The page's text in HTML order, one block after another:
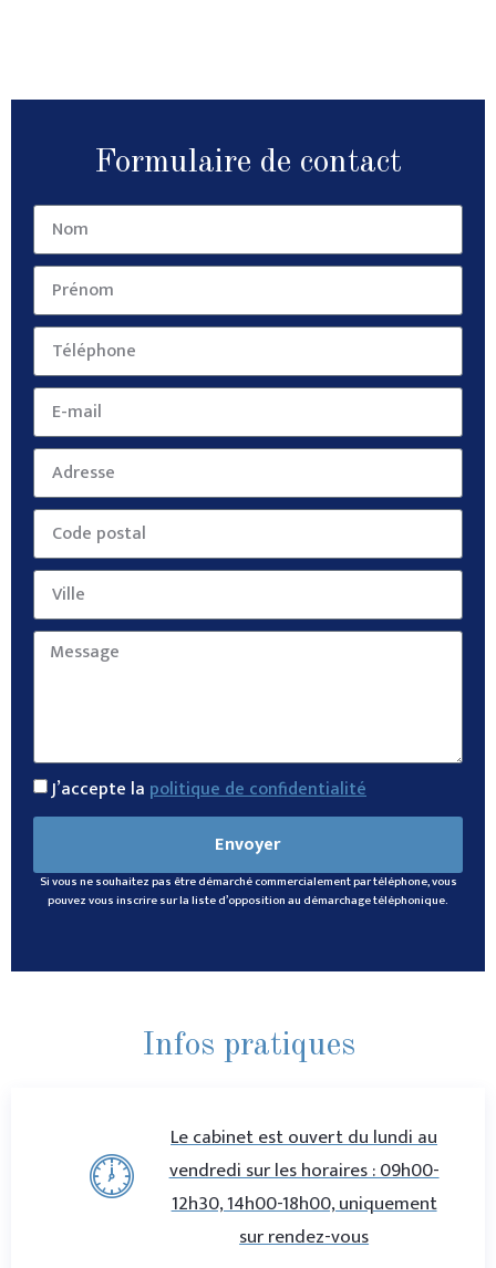
Formulaire de contact
J’accepte la politique de confidentialité
Envoyer
Si vous ne souhaitez pas être démarché commercialement par téléphone, vous
pouvez vous inscrire sur la liste d’opposition au démarchage téléphonique.
Infos pratiques
Le cabinet est ouvert du lundi au
vendredi sur les horaires : 09h00-
12h30, 14h00-18h00, uniquement
sur rendez-vous